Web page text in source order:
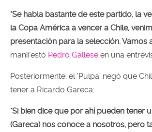
"Se habla bastante de este partido, la
la Copa América a vencer a Chile,
presentación para la selección. Vamos
manifestó Pedro Gallese en una
Posteriormente, el ‘Pulpa’ negó que
tener a Ricardo Gareca:
"Si bien dice que por ahí pueden tener
(Gareca) nos conoce a nosotros, pero